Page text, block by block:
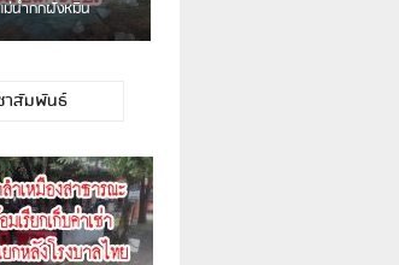
[…]
าสัมพันธ์